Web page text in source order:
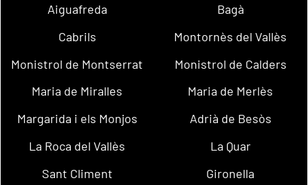
Aiguafreda
Bagà
Cabrils
Montornès del Vallès
Monistrol de Montserrat
Monistrol de Calders
Maria de Miralles
Maria de Merlès
Margarida i els Monjos
Adrià de Besòs
La Roca del Vallès
La Quar
Sant Climent
Gironella